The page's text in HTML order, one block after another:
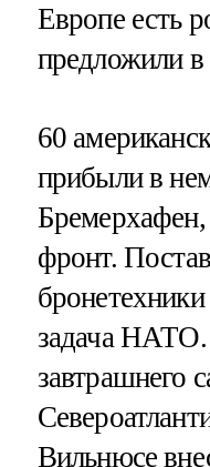
Европе есть
предложили
60
прибыли в
Бремерхафен,
фронт.
задача НАТО.
завтрашнего
Вильнюсе